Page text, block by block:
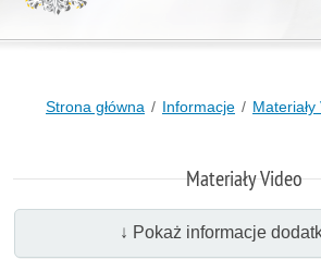
Strona główna Informacje
Materiały Video
↓ Pokaż informacje